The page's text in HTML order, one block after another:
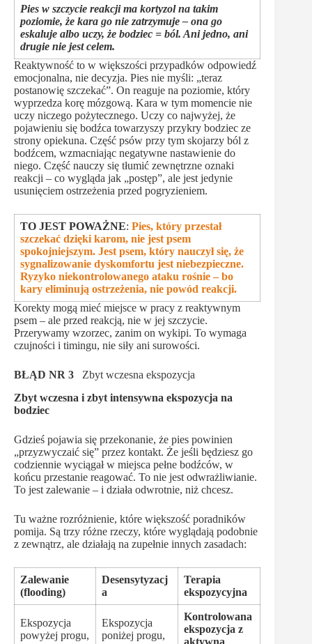
Pies w szczycie reakcji ma kortyzol na takim
poziomie, że kara go nie zatrzymuje – ona go
eskaluje albo uczy, że bodziec = ból. Ani jedno, ani
drugie nie jest celem.
Reaktywność to w większości przypadków odpowiedź
emocjonalna, nie decyzja. Pies nie myśli: „teraz
postanowię szczekać”. On reaguje na poziomie, który
wyprzedza korę mózgową. Kara w tym momencie nie
uczy niczego pożytecznego. Uczy co najwyżej, że
pojawieniu się bodźca towarzyszy przykry bodziec ze
strony opiekuna. Część psów przy tym skojarzy ból z
bodźcem, wzmacniając negatywne nastawienie do
niego. Część nauczy się tłumić zewnętrzne oznaki
reakcji – co wygląda jak „postęp”, ale jest jedynie
usunięciem ostrzeżenia przed pogryzieniem.
TO JEST POWAŻNE: Pies, który przestał
szczekać dzięki karom, nie jest psem
spokojniejszym. Jest psem, który nauczył się, że
sygnalizowanie dyskomfortu jest niebezpieczne.
Ryzyko niekontrolowanego ataku rośnie – bo
kary eliminują ostrzeżenia, nie powód reakcji.
Korekty mogą mieć miejsce w pracy z reaktywnym
psem – ale przed reakcją, nie w jej szczycie.
Przerywamy wzorzec, zanim on wykipi. To wymaga
czujności i timingu, nie siły ani surowości.
BŁĄD NR 3 Zbyt wczesna ekspozycja
Zbyt wczesna i zbyt intensywna ekspozycja na
bodziec
Gdzieś pojawia się przekonanie, że pies powinien
„przyzwyczaić się” przez kontakt. Że jeśli będziesz go
codziennie wyciągał w miejsca pełne bodźców, w
końcu przestanie reagować. To nie jest odwrażliwianie.
To jest zalewanie – i działa odwrotnie, niż chcesz.
Tu ważne rozróżnienie, które większość poradników
pomija. Są trzy różne rzeczy, które wyglądają podobnie
z zewnątrz, ale działają na zupełnie innych zasadach:
Zalewanie
(flooding)
Desensytyzacj
a
Terapia
ekspozycyjna
Ekspozycja
powyżej progu,
Ekspozycja
poniżej progu,
Kontrolowana
ekspozycja z